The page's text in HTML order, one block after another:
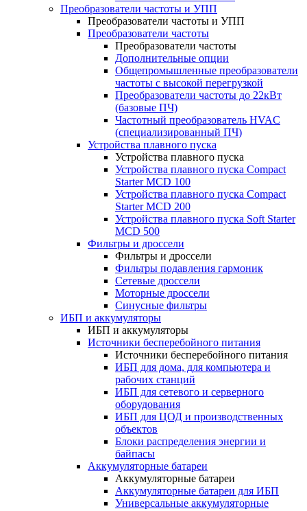
Преобразователи частоты и УПП
Преобразователи частоты и УПП
Преобразователи частоты
Преобразователи частоты
Дополнительные опции
Общепромышленные преобразователи
частоты с высокой перегрузкой
Преобразователи частоты до 22кВт
(базовые ПЧ)
Частотный преобразователь HVAC
(специализированный ПЧ)
Устройства плавного пуска
Устройства плавного пуска
Устройства плавного пуска Compact
Starter MCD 100
Устройства плавного пуска Compact
Starter MCD 200
Устройства плавного пуска Soft Starter
MCD 500
Фильтры и дроссели
Фильтры и дроссели
Фильтры подавления гармоник
Сетевые дроссели
Моторные дроссели
Синусные фильтры
ИБП и аккумуляторы
ИБП и аккумуляторы
Источники бесперебойного питания
Источники бесперебойного питания
ИБП для дома, для компьютера и
рабочих станций
ИБП для сетевого и серверного
оборудования
ИБП для ЦОД и производственных
объектов
Блоки распределения энергии и
байпасы
Аккумуляторные батареи
Аккумуляторные батареи
Аккумуляторные батареи для ИБП
Универсальные аккумуляторные